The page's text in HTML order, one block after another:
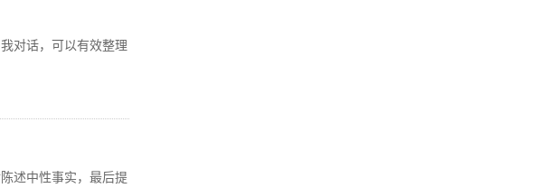
对话，可以有效整理
述中性事实，最后提